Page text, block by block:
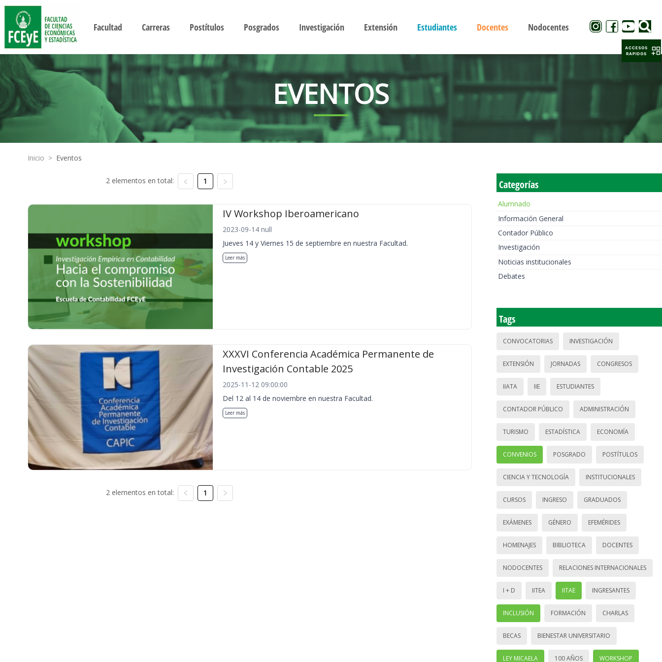
Facultad Carreras Postítulos Posgrados Investigación Extensión Estudiantes Docentes Nodocentes
EVENTOS
Inicio > Eventos
2 elementos en total: 1
IV Workshop Iberoamericano
2023-09-14 null
Jueves 14 y Viernes 15 de septiembre en nuestra Facultad.
Leer más
XXXVI Conferencia Académica Permanente de
Investigación Contable 2025
2025-11-12 09:00:00
Del 12 al 14 de noviembre en nuestra Facultad.
Leer más
2 elementos en total: 1
Categorías
Alumnado
Información General
Contador Público
Investigación
Noticias institucionales
Debates
Tags
CONVOCATORIAS INVESTIGACIÓN
EXTENSIÓN JORNADAS CONGRESOS
IIATA IIE ESTUDIANTES
CONTADOR PÚBLICO ADMINISTRACIÓN
TURISMO ESTADÍSTICA ECONOMÍA
CONVENIOS POSGRADO POSTÍTULOS
CIENCIA Y TECNOLOGÍA INSTITUCIONALES
CURSOS INGRESO GRADUADOS
EXÁMENES GÉNERO EFEMÉRIDES
HOMENAJES BIBLIOTECA DOCENTES
NODOCENTES RELACIONES INTERNACIONALES
I + D IITEA IITAE INGRESANTES
INCLUSIÓN FORMACIÓN CHARLAS
BECAS BIENESTAR UNIVERSITARIO
LEY MICAELA 100 AÑOS WORKSHOP
ACCESOS
RAPIDOS